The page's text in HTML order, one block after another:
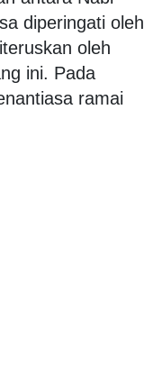
diperingati oleh
oleh
ini. Pada
ramai